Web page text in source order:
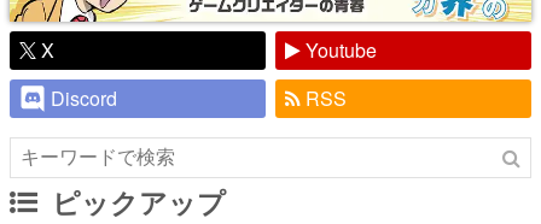
X
Youtube
Discord
RSS
ピックアップ